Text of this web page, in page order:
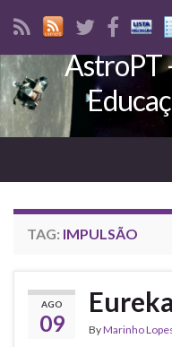
Search for:
AstroPT
TAG: IMPULSÃO
AGO
09 ByMarinho